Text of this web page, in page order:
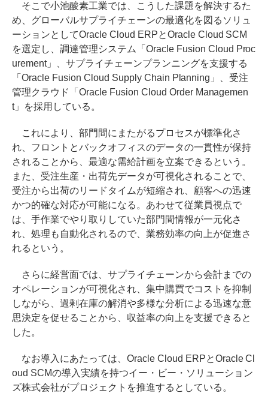
そこで小池酸素工業では、こうした課題を解決するた
め、グローバルサプライチェーンの最適化を図るソリュ
ーションとしてOracle Cloud ERPとOracle Cloud SCM
を選定し、調達管理システム「Oracle Fusion Cloud Proc
urement」、サプライチェーンプランニングを支援する
「Oracle Fusion Cloud Supply Chain Planning」、受注
管理クラウド「Oracle Fusion Cloud Order Managemen
t」を採用している。
これにより、部門間にまたがるプロセスが標準化さ
れ、フロントとバックオフィスのデータの一貫性が保持
されることから、最適な需給計画を立案できるという。
また、受注生産・出荷先データが可視化されることで、
受注から出荷のリードタイムが短縮され、顧客への迅速
かつ的確な対応が可能になる。あわせて従業員視点で
は、手作業でやり取りしていた部門間情報が一元化さ
れ、処理も自動化されるので、業務効率の向上が促進さ
れるという。
さらに経営面では、サプライチェーンから会計までの
オペレーションが可視化され、集中購買でコストを抑制
しながら、過剰在庫の解消や多様な分析による迅速な意
思決定を促せることから、収益率の向上を支援できると
した。
なお導入にあたっては、Oracle Cloud ERPとOracle Cl
oud SCMの導入実績を持つイー・ビー・ソリューション
ズ株式会社がプロジェクトを推進するとしている。